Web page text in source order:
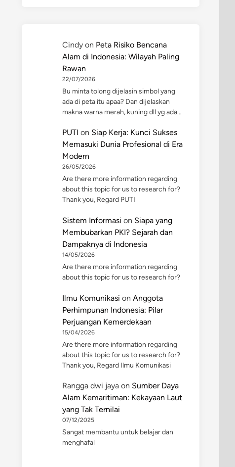
Cindy on Peta Risiko Bencana
Alam di Indonesia: Wilayah Paling
Rawan
22/07/2026
Bu minta tolong dijelasin simbol yang
ada di peta itu apaa? Dan dijelaskan
makna warna merah, kuning dll yg ada…
PUTI on Siap Kerja: Kunci Sukses
Memasuki Dunia Profesional di Era
Modern
26/05/2026
Are there more information regarding
about this topic for us to research for?
Thank you, Regard PUTI
Sistem Informasi on Siapa yang
Membubarkan PKI? Sejarah dan
Dampaknya di Indonesia
14/05/2026
Are there more information regarding
about this topic for us to research for?
Ilmu Komunikasi on Anggota
Perhimpunan Indonesia: Pilar
Perjuangan Kemerdekaan
15/04/2026
Are there more information regarding
about this topic for us to research for?
Thank you, Regard Ilmu Komunikasi
Rangga dwi jaya on Sumber Daya
Alam Kemaritiman: Kekayaan Laut
yang Tak Ternilai
07/12/2025
Sangat membantu untuk belajar dan
menghafal